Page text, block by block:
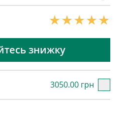
знижку
3050.00 грн